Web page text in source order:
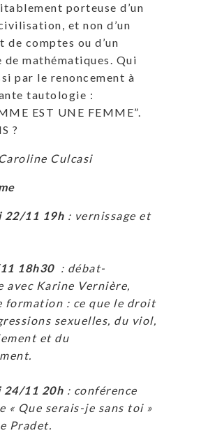
porteuse d’un
et non d’un
de comptes ou d’un
de mathématiques. Qui
par le renoncement à
tautologie :
EST UNE FEMME”.
?
Culcasi
22/11 19h : vernissage et
18h30: débat-
avec Karine Vernière,
formation : ce que le droit
sexuelles, du viol,
et du
24/11 20h : conférence
« Que serais-je sans toi »
Pradet.